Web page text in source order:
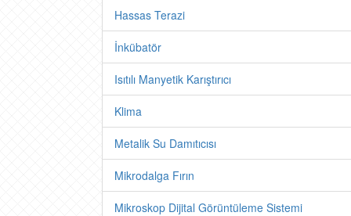
Hassas Terazi
İnkübatör
Isıtılı Manyetik Karıştırıcı
Klima
Metalik Su Damıtıcısı
Mikrodalga Fırın
Mikroskop Dijital Görüntüleme Sistemi